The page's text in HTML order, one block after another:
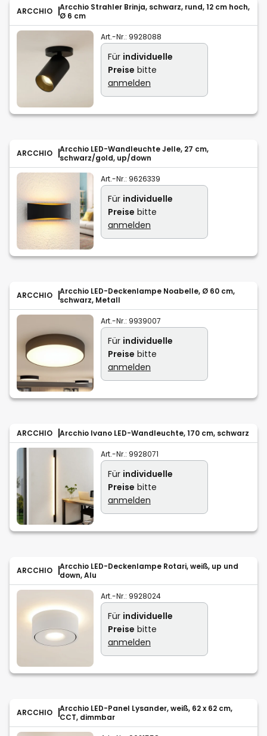
ARCCHIO
Arcchio Strahler Brinja, schwarz, rund, 12 cm hoch,
Ø 6 cm
Art.-Nr.: 9928088
Für individuelle
Preise bitte
anmelden
ARCCHIO
Arcchio LED-Wandleuchte Jelle, 27 cm,
schwarz/gold, up/down
Art.-Nr.: 9626339
Für individuelle
Preise bitte
anmelden
ARCCHIO
Arcchio LED-Deckenlampe Noabelle, Ø 60 cm,
schwarz, Metall
Art.-Nr.: 9939007
Für individuelle
Preise bitte
anmelden
ARCCHIO Arcchio Ivano LED-Wandleuchte, 170 cm, schwarz
Art.-Nr.: 9928071
Für individuelle
Preise bitte
anmelden
ARCCHIO
Arcchio LED-Deckenlampe Rotari, weiß, up und
down, Alu
Art.-Nr.: 9928024
Für individuelle
Preise bitte
anmelden
ARCCHIO
Arcchio LED-Panel Lysander, weiß, 62 x 62 cm,
CCT, dimmbar